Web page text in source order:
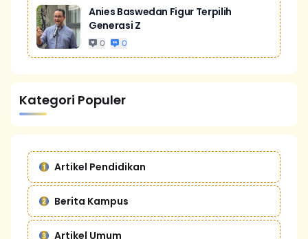
Anies Baswedan Figur Terpilih
Generasi Z
0 0
Kategori Populer
Artikel Pendidikan
Berita Kampus
Artikel Umum